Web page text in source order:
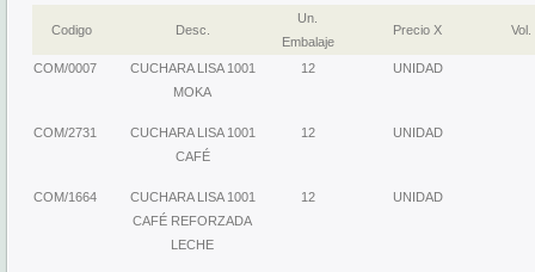
Codigo Desc.
Un.
Embalaje
Precio X Vol.
COM/0007
CUCHARA LISA 1001
MOKA
12 UNIDAD
COM/2731
CUCHARA LISA 1001
CAFÉ
12 UNIDAD
COM/1664
CUCHARA LISA 1001
CAFÉ REFORZADA
LECHE
12 UNIDAD